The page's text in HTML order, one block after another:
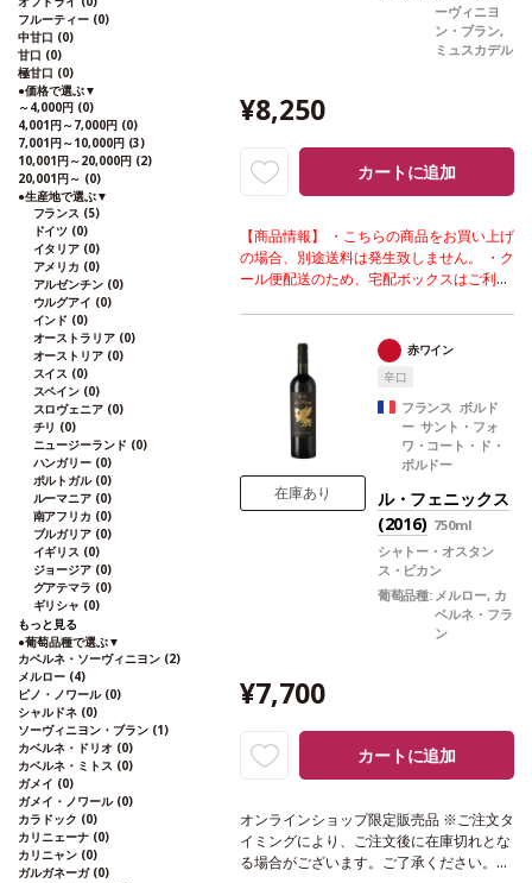
フルーティー (0)
中甘口 (0)
甘口 (0)
極甘口 (0)
●価格で選ぶ▼
～4,000円 (0)
4,001円～7,000円 (0)
7,001円～10,000円 (3)
10,001円～20,000円 (2)
20,001円～ (0)
●生産地で選ぶ▼
フランス (5)
ドイツ (0)
イタリア (0)
アメリカ (0)
アルゼンチン (0)
ウルグアイ (0)
インド (0)
オーストラリア (0)
オーストリア (0)
スイス (0)
スペイン (0)
スロヴェニア (0)
チリ (0)
ニュージーランド (0)
ハンガリー (0)
ポルトガル (0)
ルーマニア (0)
南アフリカ (0)
ブルガリア (0)
イギリス (0)
ジョージア (0)
グアテマラ (0)
ギリシャ (0)
もっと見る
●葡萄品種で選ぶ▼
カベルネ・ソーヴィニヨン (2)
メルロー (4)
ピノ・ノワール (0)
シャルドネ (0)
ソーヴィニヨン・ブラン (1)
カベルネ・ドリオ (0)
カベルネ・ミトス (0)
ガメイ (0)
ガメイ・ノワール (0)
カラドック (0)
カリニェーナ (0)
カリニャン (0)
ガルガネーガ (0)
ーヴィニヨ
ン・ブラン,
ミュスカデル
¥8,250
カートに追加
【商品情報】 ・こちらの商品をお買い上げ
の場合、別途送料は発生致しません。 ・ク
ール便配送のため、宅配ボックスはご利用
め、化粧箱に梱包されております。・熨斗
対応可能商品です。 ご利用を希望される場
合、ご注文時コメント欄に熨斗をご希望の
旨と「結び・上部表書き内容・下部のお名
入れ内容」の3つをご入力ください。無地
熨斗の場合は、結びをご指定のうえ「無地
熨斗」とご記載ください。 ※熨斗をご希望
の場合、作成作業のため最短日出荷はお承
り致しかねます。 必ず最短日から+1日後
より配送指定日をご選択ください。 もし最
短日を選択された場合は、指定日翌日の配
送となります。ご了承ください。 ・下記ワ
インが1本含まれています。造り手のこだ
わりが詰まった、高評価に輝く白。シャト
ー・オスタンス・ピカン キュヴェ・デ・ド
ジェームス・サ
ォケイト 90-92ポイント、ヴィノス 90
ポイント、ウィメンズ・ワイン&スピリッ
ツ・アワード ダブルゴールド、ソムリ
エ・チョイス・アワード ゴールド！
スティングノート
リンデンと熟したレモン
ーンカラントの含みが支える。エアレーシ
ョンすると洋ナシ、バニラ、甘いスパイス
の濃いブーケが広がる。石灰岩質のテロワ
在庫あり
赤ワイン
辛口
フランス ボルド
ー サント・フォ
ワ・コート・ド・
ボルドー
ル・フェニックス
(2016) 750ml
シャトー・オスタン
ス・ピカン
葡萄品種: メルロー, カ
ベルネ・フラ
ン
¥7,700
カートに追加
オンラインショップ限定販売品 ※ご注文タ
イミングにより、ご注文後に在庫切れとな
る場合がございます。ご了承ください。